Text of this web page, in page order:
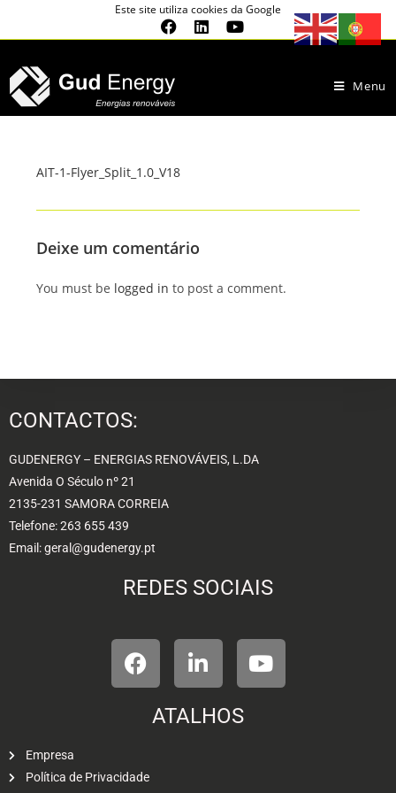
Este site utiliza cookies da Google
Menu
AIT-1-Flyer_Split_1.0_V18
Deixe um comentário
You must be logged in to post a comment.
CONTACTOS:
GUDENERGY – ENERGIAS RENOVÁVEIS, L.DA
Avenida O Século nº 21
2135-231 SAMORA CORREIA
Telefone: 263 655 439
Email: geral@gudenergy.pt
REDES SOCIAIS
ATALHOS
Empresa
Política de Privacidade